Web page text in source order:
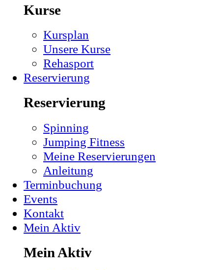
Kurse
Kursplan
Unsere Kurse
Rehasport
Reservierung
Reservierung
Spinning
Jumping Fitness
Meine Reservierungen
Anleitung
Terminbuchung
Events
Kontakt
Mein Aktiv
Mein Aktiv